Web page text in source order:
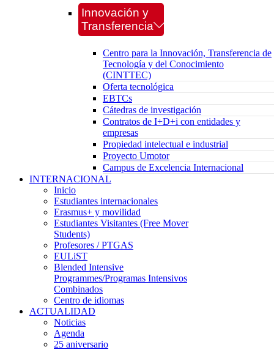
Innovación y
Transferencia
Centro para la Innovación, Transferencia de
Tecnología y del Conocimiento
(CINTTEC)
Oferta tecnológica
EBTCs
Cátedras de investigación
Contratos de I+D+i con entidades y
empresas
Propiedad intelectual e industrial
Proyecto Umotor
Campus de Excelencia Internacional
INTERNACIONAL
Inicio
Estudiantes internacionales
Erasmus+ y movilidad
Estudiantes Visitantes (Free Mover
Students)
Profesores / PTGAS
EULiST
Blended Intensive
Programmes/Programas Intensivos
Combinados
Centro de idiomas
ACTUALIDAD
Noticias
Agenda
25 aniversario